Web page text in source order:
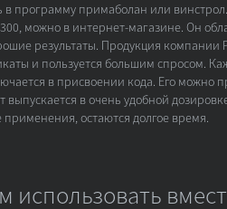
в программу примаболан или
можно в интернет-магазине. Он
результаты. Продукция компании
и пользуется большим спросом.
в присвоении кода. Его можно
в очень удобной
остаются долгое время.